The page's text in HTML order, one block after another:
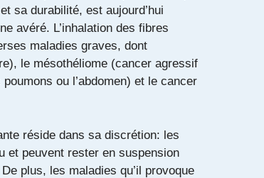
sa durabilité, est aujourd’hui
avéré. L’inhalation des fibres
maladies graves, dont
le mésothéliome (cancer agressif
ou l’abdomen) et le cancer
réside dans sa discrétion: les
et peuvent rester en suspension
plus, les maladies qu’il provoque